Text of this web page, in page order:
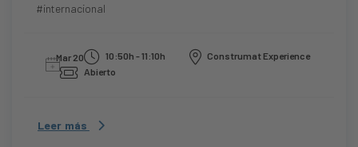
#internacional
Mar 20 10:50h - 11:10h
Construmat Experience
Abierto
Leer más